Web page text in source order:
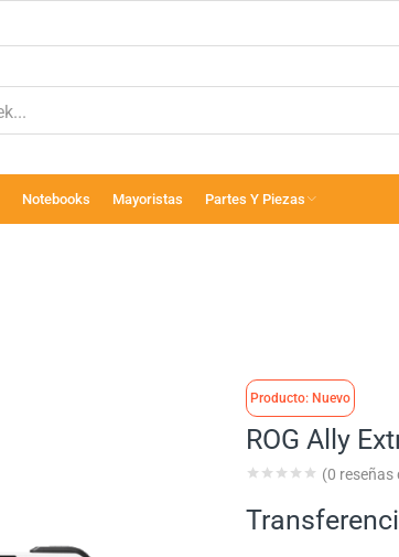
Notebooks Mayoristas Partes Y Piezas
Producto: Nuevo
ROG Ally
(0 reseñas